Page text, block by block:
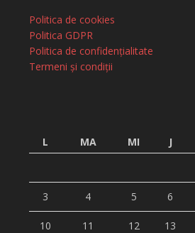
Politica de cookies
Politica GDPR
Politica de confidențialitate
Termeni și condiții
L MA MI J
3 4 5 6
10 11 12 13